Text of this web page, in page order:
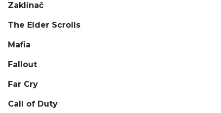
Zaklínač
The Elder Scrolls
Mafia
Fallout
Far Cry
Call of Duty